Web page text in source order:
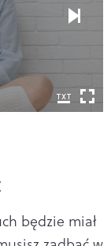
będzie miał